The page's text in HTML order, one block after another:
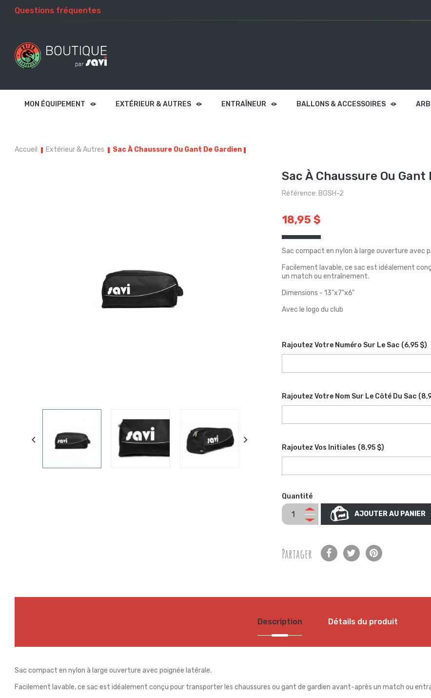
Questions fréquentes
MON ÉQUIPEMENT EXTÉRIEUR & AUTRES ENTRAÎNEUR BALLONS & ACCESSOIRES
Accueil Extérieur & Autres Sac À Chaussure Ou Gant De Gardien
Sac À Chaussure Ou Gant
Référence: BGSH-2
18,95 $
Sac compact en nylon à large ouverture avec
Facilement lavable, ce sac est idéalement
un match ou entraînement.
Dimensions - 13"x7"x6"
Avec le logo du club
Rajoutez Votre Numéro Sur Le Sac (6,95 $)
Rajoutez Votre Nom Sur Le Côté Du Sac (
Rajoutez Vos Initiales (8,95 $)
Quantité
AJOUTER AU PANIER
Partager
Description Détails du produit
Sac compact en nylon à large ouverture avec poignée latérale.
Facilement lavable, ce sac est idéalement conçu pour transporter les chaussures ou gant de gardien avant-après un match ou